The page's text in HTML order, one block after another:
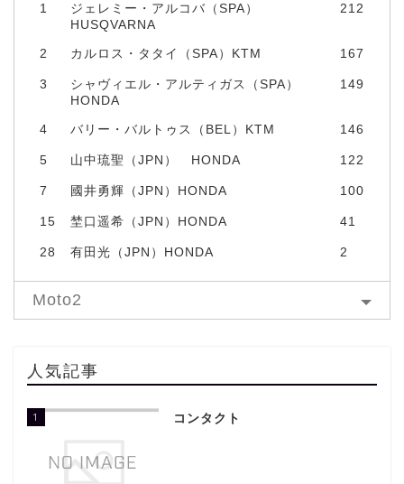
1
ジェレミー・アルコバ（SPA）
HUSQVARNA
212
2 カルロス・タタイ（SPA）KTM 167
3
シャヴィエル・アルティガス（SPA）
HONDA
149
4 バリー・バルトゥス（BEL）KTM 146
5 山中琉聖（JPN） HONDA 122
7 國井勇輝（JPN）HONDA 100
15 埜口遥希（JPN）HONDA 41
28 有田光（JPN）HONDA 2
Moto2
人気記事
1 コンタクト